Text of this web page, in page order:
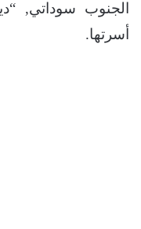
الجنوب سوداتي,
أسرتها.